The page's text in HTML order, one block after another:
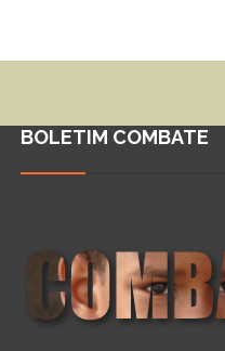
BOLETIM COMBATE